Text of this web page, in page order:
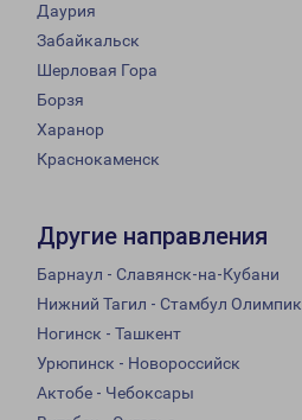
Даурия
Забайкальск
Шерловая Гора
Борзя
Харанор
Краснокаменск
Другие направления
Барнаул - Славянск-на-Кубани
Нижний Тагил - Стамбул Олимпик
Ногинск - Ташкент
Урюпинск - Новороссийск
Актобе - Чебоксары